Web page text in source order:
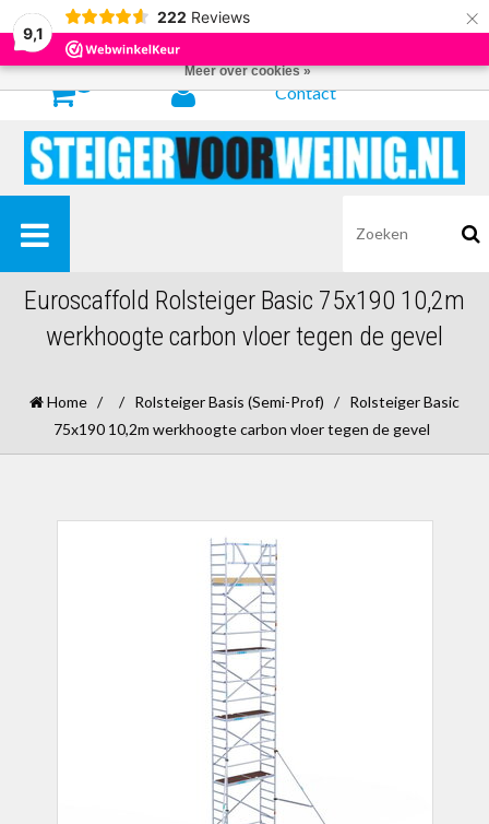
9,1
222 Reviews ×
Contact
Euroscaffold Rolsteiger Basic 75x190 10,2m
werkhoogte carbon vloer tegen de gevel
Home / / Rolsteiger Basis (Semi-Prof) / Rolsteiger Basic
75x190 10,2m werkhoogte carbon vloer tegen de gevel
Door het gebruiken van onze website, ga je akkoord met het gebruik van
cookies om onze website te verbeteren.
Meer over cookies »